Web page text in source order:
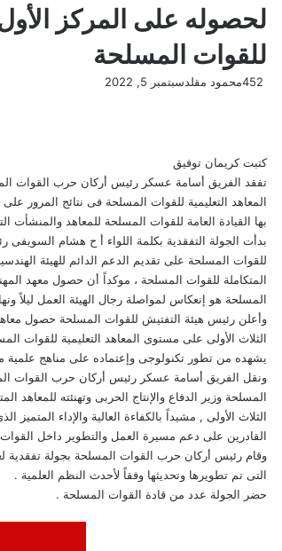
لحصوله على المركز
للقوات المسلحة
محمود مقلدسبتمبر 5, 2022
كتبت كريمان توفيق
تفقد الفريق أسامة عسكر رئيس أركان حرب القوات
المعاهد التعليمية للقوات المسلحة فى نتائج المرور
بها القيادة العامة للقوات المسلحة للمعاهد والمنشأت
بدأت الجولة التفقدية بكلمة اللواء أ ح هشام السويفى
للقوات المسلحة على تقديم الدعم الدائم للهيئة
المتكاملة للقوات المسلحة ، موكداً أن حصول معهد
المسلحة هو إنعكاس لمواصلة رجال الهيئة العمل ليلاً
وأعلن رئيس هيئة التفتيش للقوات المسلحة حصول
الثلاث الأولى على مستوى المعاهد التعليمية
يشهده من تطور تكنولوجى وإعتماده على مناهج علمية
ونقل الفريق أسامة عسكر رئيس أركان حرب القوات
المسلحة وزير الدفاع والإنتاج الحربى وتهنئته للمعاهد
الثلاث الأولى , مشيداً بالكفاءة العالية والإداء
القادرين على دعم مسيرة العمل والتطوير داخل
وقام رئيس أركان حرب القوات المسلحة بجولة تفقدية
التى تم تطويرها وتحديثها وفقاً لأحدث النظم العلمية .
حضر الجولة عدد من قادة القوات المسلحة .